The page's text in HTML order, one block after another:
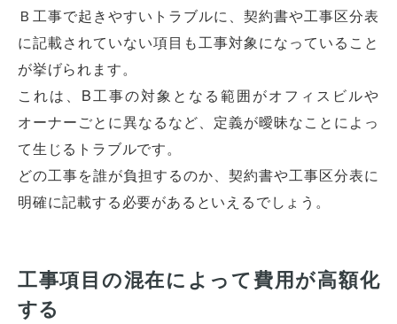
Ｂ工事で起きやすいトラブルに、契約書や工事区分表
に記載されていない項目も工事対象になっていること
が挙げられます。
これは、B工事の対象となる範囲がオフィスビルや
オーナーごとに異なるなど、定義が曖昧なことによっ
て生じるトラブルです。
どの工事を誰が負担するのか、契約書や工事区分表に
明確に記載する必要があるといえるでしょう。
工事項目の混在によって費用が高額化
する